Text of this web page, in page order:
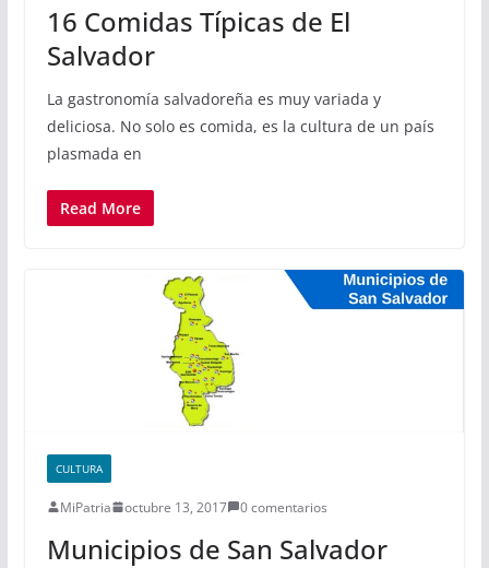
16 Comidas Típicas de El
Salvador
La gastronomía salvadoreña es muy variada y
deliciosa. No solo es comida, es la cultura de un país
plasmada en
Read More
CULTURA
MiPatria octubre 13, 2017 0 comentarios
Municipios de San Salvador